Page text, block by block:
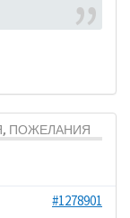
ПОЖЕЛАНИЯ
#1278901